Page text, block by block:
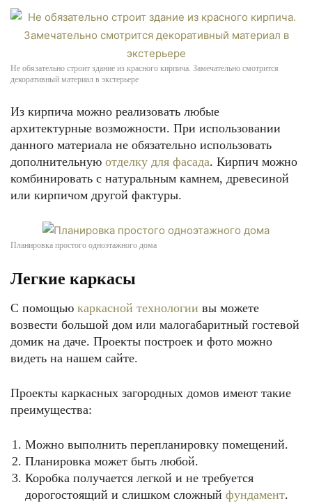
Не обязательно строит здание из красного кирпича. Замечательно смотрится
декоративный материал в экстерьере
Из кирпича можно реализовать любые
архитектурные возможности. При использовании
данного материала не обязательно использовать
дополнительную отделку для фасада. Кирпич можно
комбинировать с натуральным камнем, древесиной
или кирпичом другой фактуры.
Планировка простого одноэтажного дома
Легкие каркасы
С помощью каркасной технологии вы можете
возвести большой дом или малогабаритный гостевой
домик на даче. Проекты построек и фото можно
видеть на нашем сайте.
Проекты каркасных загородных домов имеют такие
преимущества:
Можно выполнить перепланировку помещений.
Планировка может быть любой.
Коробка получается легкой и не требуется
дорогостоящий и слишком сложный фундамент.